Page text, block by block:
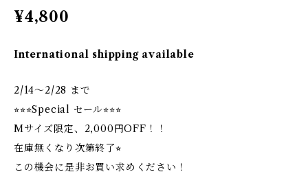
¥4,800
International shipping available
2/14〜2/28 まで
⭐︎⭐︎⭐︎Special セール⭐︎⭐︎⭐︎
Mサイズ限定、2,000円OFF！！
在庫無くなり次第終了⭐︎
この機会に是非お買い求めください！